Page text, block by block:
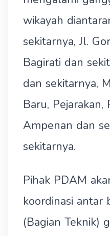
wikayah
sekitarnya, Jl.
Bagirati dan
dan sekitarnya,
Baru, Pejarakan,
Ampenan dan
sekitarnya.
Pihak PDAM
koordinasi antar
(Bagian Teknik)